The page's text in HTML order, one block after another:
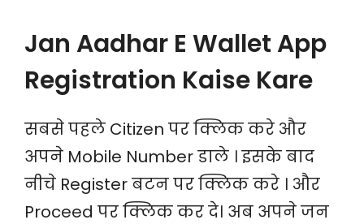
Jan Aadhar E Wallet App
Registration Kaise Kare
सबसे पहले Citizen पर क्लिक करे और
अपने Mobile Number डाले । इसके बाद
नीचे Register बटन पर क्लिक करे । और
Proceed पर क्लिक कर दे। अब अपने जन